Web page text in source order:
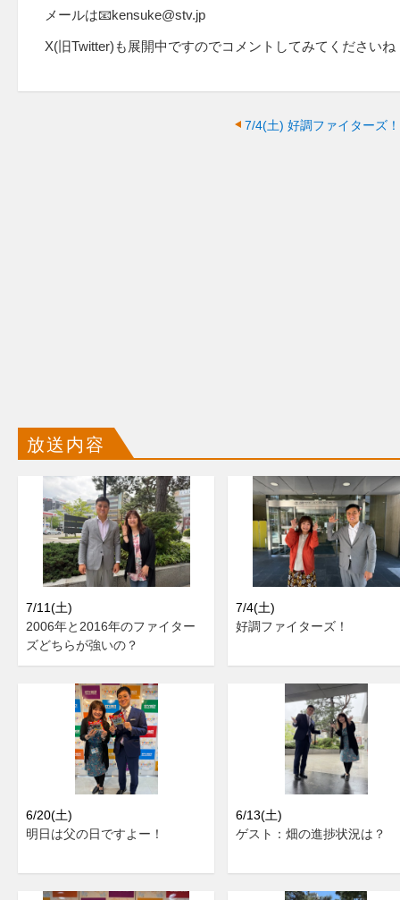
メールは📧kensuke@stv.jp
X(旧Twitter)も展開中ですのでコメントしてみてくださいね
7/4(土) 好調ファイターズ！
放送内容
7/11(土)
2006年と2016年のファイター
ズどちらが強いの？
7/4(土)
好調ファイターズ！
6/20(土)
明日は父の日ですよー！
6/13(土)
ゲスト：畑の進捗状況は？